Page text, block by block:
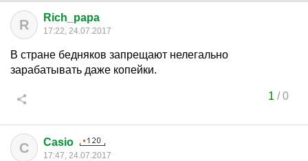
R Rich_papa
17:22, 24.07.2017
В стране бедняков запрещают нелегально
зарабатывать даже копейки.
1 /0
C Casio
17:47, 24.07.2017